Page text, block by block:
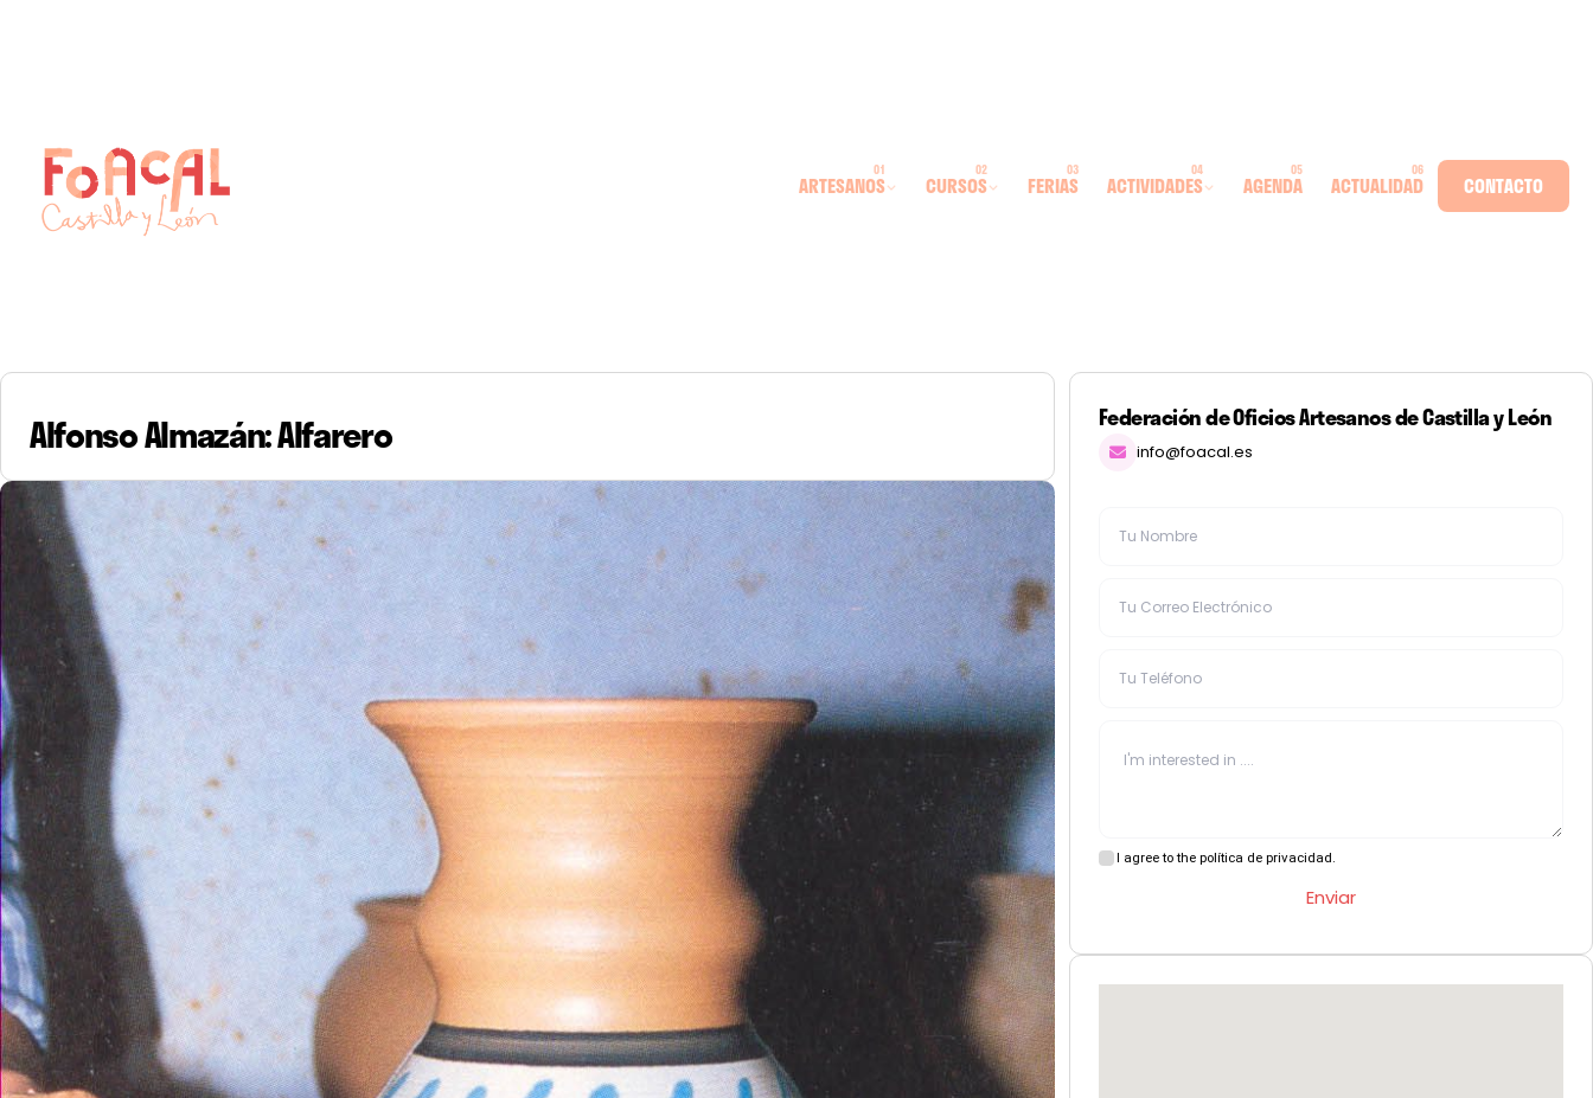
ARTESANOS CURSOS FERIAS ACTIVIDADES AGENDA ACTUALIDAD CONTACTO
Alfonso Almazán: Alfarero Federación de Oficios Artesanos de Castilla y León
info@foacal.es
I agree to the política de privacidad.
Enviar